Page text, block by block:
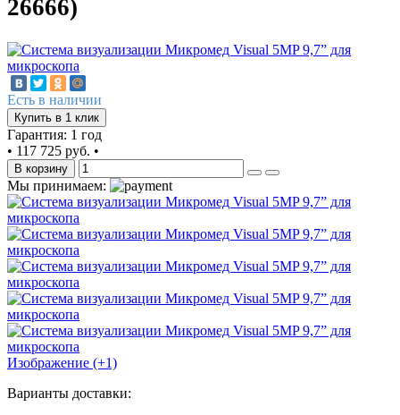
26666)
Есть в наличии
Купить в 1 клик
Гарантия: 1 год
• 117 725 руб. •
В корзину
Мы принимаем:
Изображение (+1)
Варианты доставки: